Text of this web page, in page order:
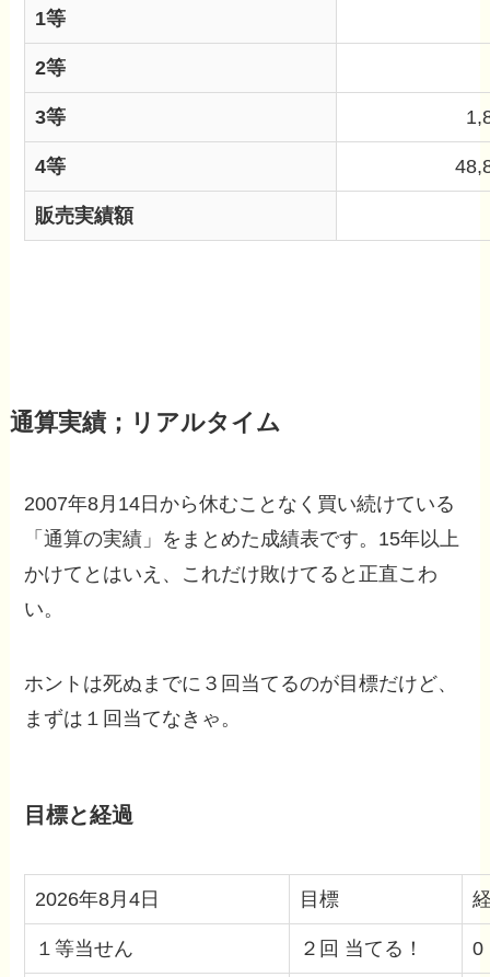
1等
2等
3等
4等
販売実績額
通算実績；リアルタイム
2007年8月14日から休むことなく買い続けている
「通算の実績」をまとめた成績表です。15年以上
かけてとはいえ、これだけ敗けてると正直こわ
い。
ホントは死ぬまでに３回当てるのが目標だけど、
まずは１回当てなきゃ。
目標と経過
2026年8月4日 目標
１等当せん ２回 当てる！ 0